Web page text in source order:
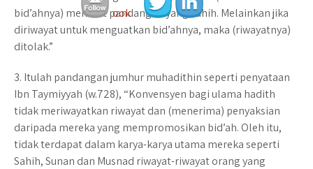
bid’ahnya) menurut pandangan yang sahih. Melainkan jika
diriwayat untuk menguatkan bid’ahnya, maka (riwayatnya)
ditolak.”
3. Itulah pandangan jumhur muhadithin seperti penyataan
Ibn Taymiyyah (w.728), “Konvensyen bagi ulama hadith
tidak meriwayatkan riwayat dan (menerima) penyaksian
daripada mereka yang mempromosikan bid’ah. Oleh itu,
tidak terdapat dalam karya-karya utama mereka seperti
Sahih, Sunan dan Musnad riwayat-riwayat orang yang